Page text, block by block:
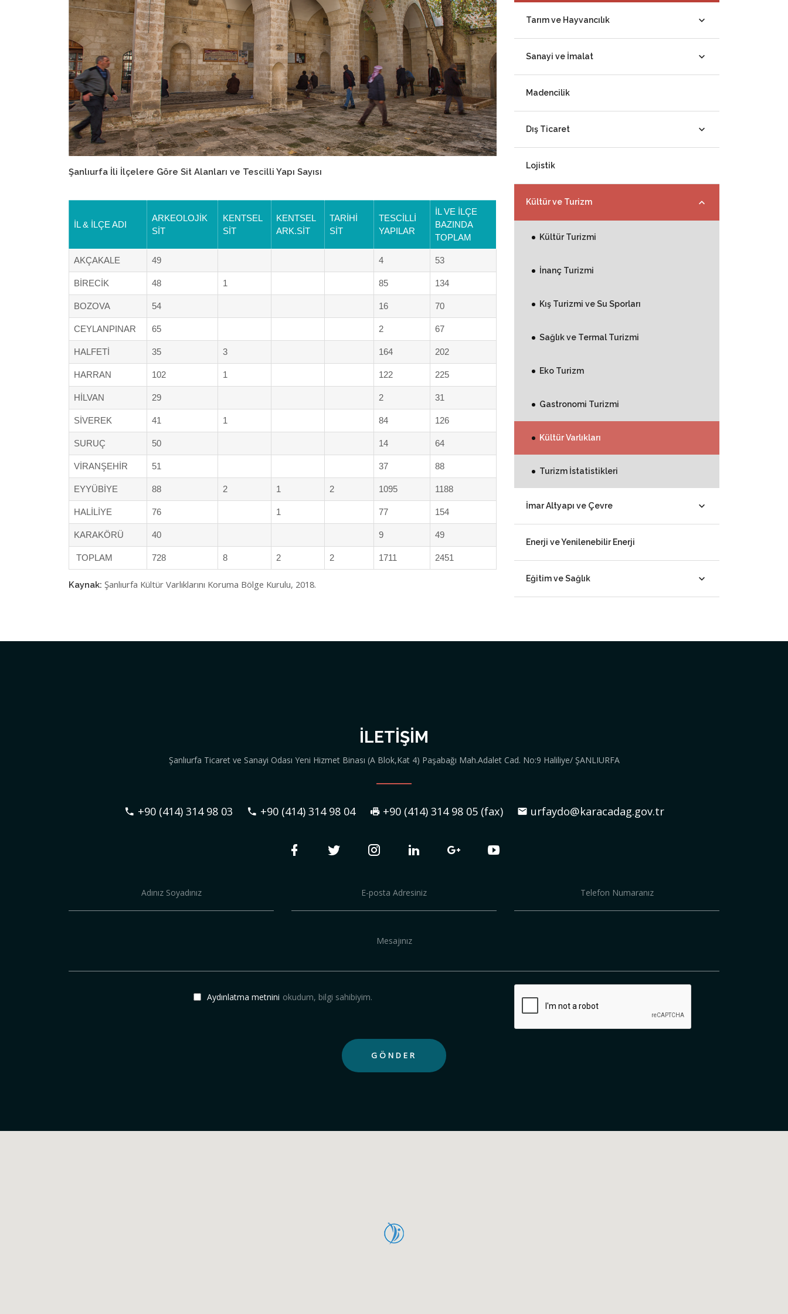
Şanlıurfa İli İlçelere Göre Sit Alanları ve Tescilli Yapı Sayısı
İL & İLÇE ADI
ARKEOLOJİK
SİT
KENTSEL
SİT
KENTSEL
ARK.SİT
TARİHİ
SİT
TESCİLLİ
YAPILAR
İL VE İLÇE
BAZINDA
TOPLAM
AKÇAKALE 49 4 53
BİRECİK 48 1 85 134
BOZOVA 54 16 70
CEYLANPINAR 65 2 67
HALFETİ 35 3 164 202
HARRAN 102 1 122 225
HİLVAN 29 2 31
SİVEREK 41 1 84 126
SURUÇ 50 14 64
VİRANŞEHİR 51 37 88
EYYÜBİYE 88 2 1 2 1095 1188
HALİLİYE 76 1 77 154
KARAKÖRÜ 40 9 49
TOPLAM 728 8 2 2 1711 2451
Kaynak: Şanlıurfa Kültür Varlıklarını Koruma Bölge Kurulu, 2018.
Tarım ve Hayvancılık
Sanayi ve İmalat
Madencilik
Dış Ticaret
Lojistik
Kültür ve Turizm
Kültür Turizmi
İnanç Turizmi
Kış Turizmi ve Su Sporları
Sağlık ve Termal Turizmi
Eko Turizm
Gastronomi Turizmi
Kültür Varlıkları
Turizm İstatistikleri
İmar Altyapı ve Çevre
Enerji ve Yenilenebilir Enerji
Eğitim ve Sağlık
İLETIŞIM
Şanlıurfa Ticaret ve Sanayi Odası Yeni Hizmet Binası (A Blok,Kat 4) Paşabağı Mah.Adalet Cad. No:9 Haliliye/ ŞANLIURFA
+90 (414) 314 98 03 +90 (414) 314 98 04 +90 (414) 314 98 05 (fax) urfaydo@karacadag.gov.tr
Aydınlatma metnini okudum, bilgi sahibiyim.
GÖNDER